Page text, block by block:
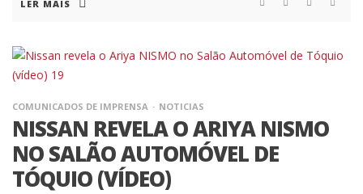
LER MAIS
COMUNICADOS DE IMPRENSA NOTICIAS
NISSAN REVELA O ARIYA NISMO
NO SALÃO AUTOMÓVEL DE
TÓQUIO (VÍDEO)